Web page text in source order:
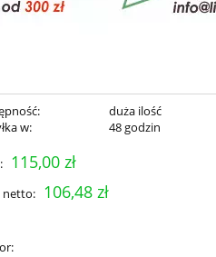
duża ilość
w:
48 godzin
115,00 zł
netto: 106,48 zł